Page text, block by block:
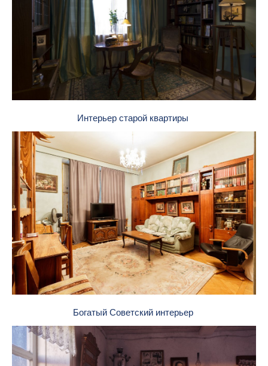
Интерьер старой квартиры
Богатый Советский интерьер